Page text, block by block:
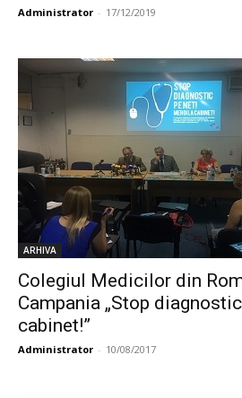
Administrator - 17/12/2019
ARHIVA
Colegiul Medicilor din
Campania „Stop
cabinet!”
Administrator - 10/08/2017